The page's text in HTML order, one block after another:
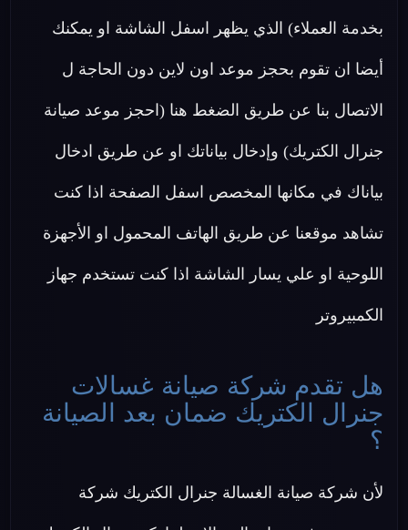
بخدمة العملاء) الذي يظهر اسفل الشاشة او يمكنك
أيضا ان تقوم بحجز موعد اون لاين دون الحاجة ل
الاتصال بنا عن طريق الضغط هنا (احجز موعد صيانة
جنرال الكتريك) وإدخال بياناتك او عن طريق ادخال
بياناك في مكانها المخصص اسفل الصفحة اذا كنت
تشاهد موقعنا عن طريق الهاتف المحمول او الأجهزة
اللوحية او علي يسار الشاشة اذا كنت تستخدم جهاز
الكمبيروتر
هل تقدم شركة صيانة غسالات
جنرال الكتريك ضمان بعد الصيانة
؟
لأن شركة صيانة الغسالة جنرال الكتريك شركة